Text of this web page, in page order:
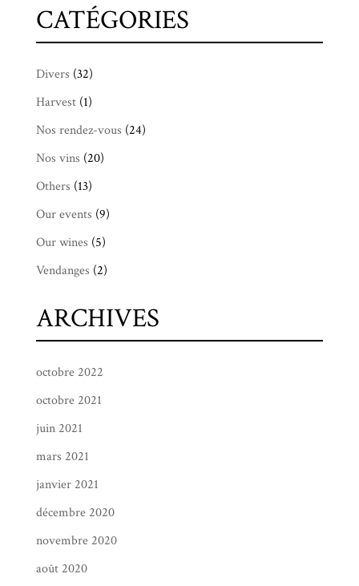
CATÉGORIES
Divers (32)
Harvest(1)
Nos rendez-vous (24)
Nos vins (20)
Others (13)
Our events (9)
Our wines (5)
Vendanges (2)
ARCHIVES
octobre 2022
octobre 2021
juin 2021
mars 2021
janvier 2021
décembre 2020
novembre 2020
août 2020